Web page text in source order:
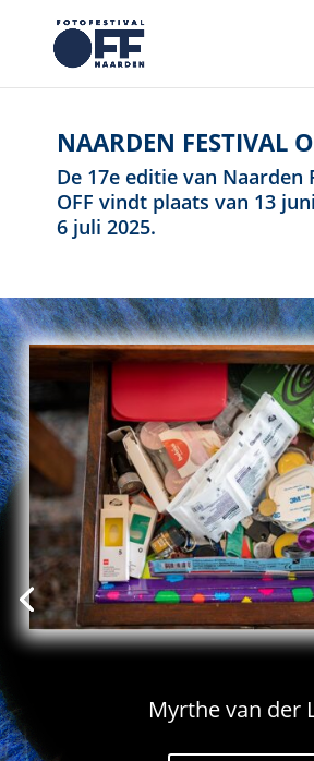
NAARDEN FESTIVAL
De 17e editie van Naarden
OFF vindt plaats van 13
6 juli 2025.
Myrthe van der